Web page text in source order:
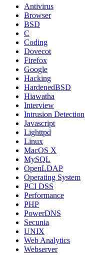
Antivirus
Browser
BSD
C
Coding
Dovecot
Firefox
Google
Hacking
HardenedBSD
Hiawatha
Interview
Intrusion Detection
Javascript
Lighttpd
Linux
MacOS X
MySQL
OpenLDAP
Operating System
PCI DSS
Performance
PHP
PowerDNS
Secunia
UNIX
Web Analytics
Webserver